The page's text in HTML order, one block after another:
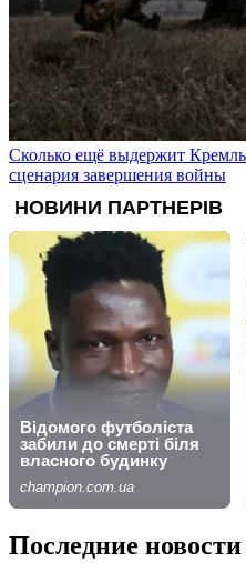
Сколько ещё выдержит
сценария завершения войны
Последние новости